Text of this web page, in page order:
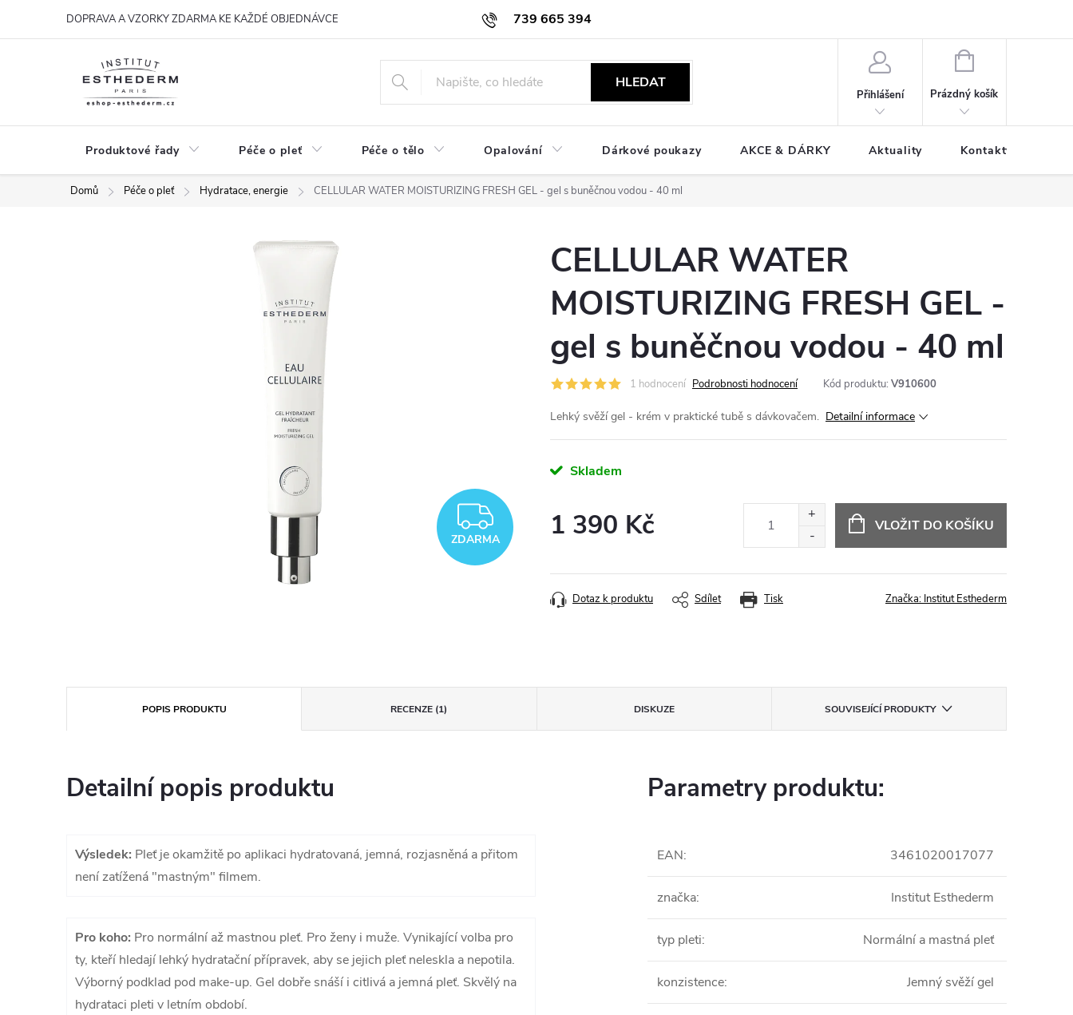
739 665 394
DOPRAVA A VZORKY ZDARMA KE KAŽDÉ OBJEDNÁVCE
HLEDAT
Přihlášení
NÁKUPNÍ
Prázdný košík
Produktové řady Péče o pleť Péče o tělo Opalování Dárkové poukazy AKCE & DÁRKY Aktuality Kontakty
Domů Péče o pleť Hydratace, energie CELLULAR WATER MOISTURIZING FRESH GEL - gel s buněčnou vodou - 40 ml
ZDARMA
ZDARMA
CELLULAR WATER
MOISTURIZING FRESH GEL -
gel s buněčnou vodou - 40 ml
1 hodnocení Podrobnosti hodnocení Kód produktu: V910600
Lehký svěží gel - krém v praktické tubě s dávkovačem. Detailní informace
Skladem
1 390 Kč VLOŽIT DO KOŠÍKU
Tisk
Dotaz k produktu Sdílet Značka: Institut Esthederm
POPIS PRODUKTU RECENZE (1) DISKUZE SOUVISEJÍCÍ PRODUKTY
Detailní popis produktu
Výsledek: Pleť je okamžitě po aplikaci hydratovaná, jemná, rozjasněná a přitom
není zatížená "mastným" filmem.
Pro koho: Pro normální až mastnou pleť. Pro ženy i muže. Vynikající volba pro
ty, kteří hledají lehký hydratační přípravek, aby se jejich pleť neleskla a nepotila.
Výborný podklad pod make-up. Gel dobře snáší i citlivá a jemná pleť. Skvělý na
hydrataci pleti v letním období.
Parametry produktu:
EAN: 3461020017077
značka: Institut Esthederm
typ pleti: Normální a mastná pleť
konzistence: Jemný svěží gel